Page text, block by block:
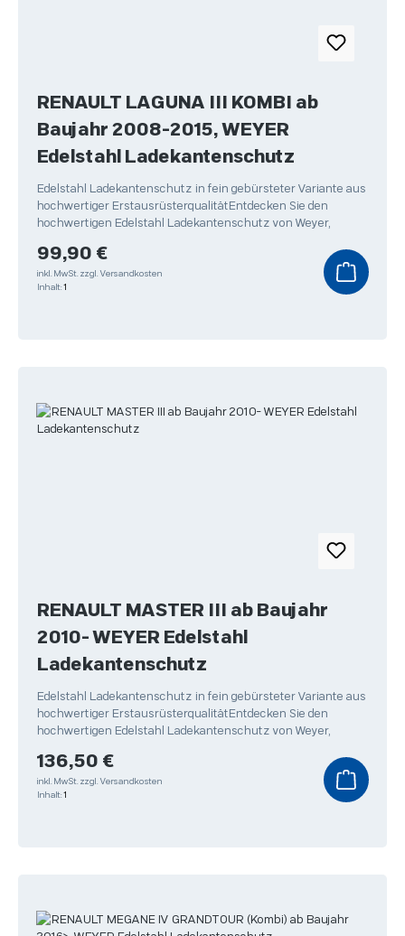
RENAULT LAGUNA III KOMBI ab
Baujahr 2008-2015, WEYER
Edelstahl Ladekantenschutz
Edelstahl Ladekantenschutz in fein gebürsteter Variante aus
hochwertiger ErstausrüsterqualitätEntdecken Sie den
hochwertigen Edelstahl Ladekantenschutz von Weyer,
Regulärer Preis:
99,90 €
inkl. MwSt. zzgl. Versandkosten
Inhalt: 1
RENAULT MASTER III ab Baujahr
2010- WEYER Edelstahl
Ladekantenschutz
Edelstahl Ladekantenschutz in fein gebürsteter Variante aus
hochwertiger ErstausrüsterqualitätEntdecken Sie den
hochwertigen Edelstahl Ladekantenschutz von Weyer,
Regulärer Preis:
136,50 €
inkl. MwSt. zzgl. Versandkosten
Inhalt: 1